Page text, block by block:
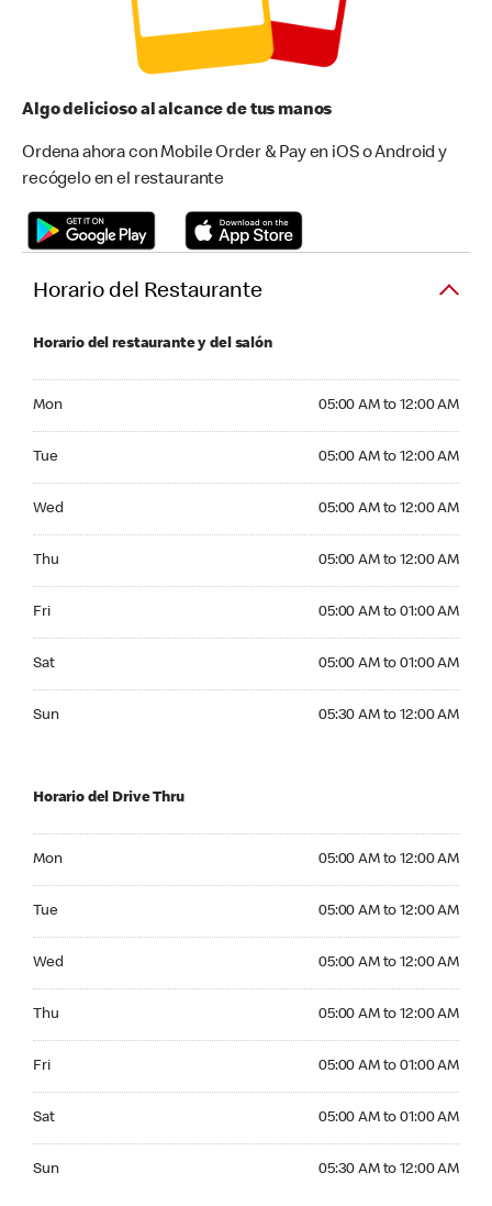
Algo delicioso al alcance de tus manos
Ordena ahora con Mobile Order & Pay en iOS o Android y
recógelo en el restaurante
Horario del Restaurante
Horario del restaurante y del salón
Mon 05:00 AM to 12:00 AM
Tue 05:00 AM to 12:00 AM
Wed 05:00 AM to 12:00 AM
Thu 05:00 AM to 12:00 AM
Fri 05:00 AM to 01:00 AM
Sat 05:00 AM to 01:00 AM
Sun 05:30 AM to 12:00 AM
Horario del Drive Thru
Mon 05:00 AM to 12:00 AM
Tue 05:00 AM to 12:00 AM
Wed 05:00 AM to 12:00 AM
Thu 05:00 AM to 12:00 AM
Fri 05:00 AM to 01:00 AM
Sat 05:00 AM to 01:00 AM
Sun 05:30 AM to 12:00 AM